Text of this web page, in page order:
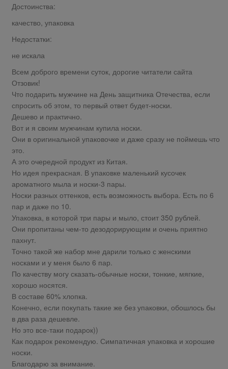
Достоинства:
качество, упаковка
Недостатки:
не искала
Всем доброго времени суток, дорогие читатели сайта
Отзовик!
Что подарить мужчине на День защитника Отечества, если
спросить об этом, то первый ответ будет-носки.
Дешево и практично.
Вот и я своим мужчинам купила носки.
Они в оригинальной упаковочке и даже сразу не поймешь что
это.
А это очередной продукт из Китая.
Но идея прекрасная. В упаковке маленький кусочек
ароматного мыла и носки-3 пары.
Носки разных оттенков, есть возможность выбора. Есть по 6
пар и даже по 10.
Упаковка, в которой три пары и мыло, стоит 350 рублей.
Они пропитаны чем-то дезодорирующим и очень приятно
пахнут.
Точно такой же набор мне дарили только с женскими
носками и у меня было 6 пар.
По качеству могу сказать-обычные носки, тонкие, мягкие,
хорошо носятся.
В составе 60% хлопка.
Конечно, если покупать такие же без упаковки, обошлось бы
в два раза дешевле.
Но это все-таки подарок))
Как подарок рекомендую. Симпатичная упаковка и хорошие
носки.
Благодарю за внимание.